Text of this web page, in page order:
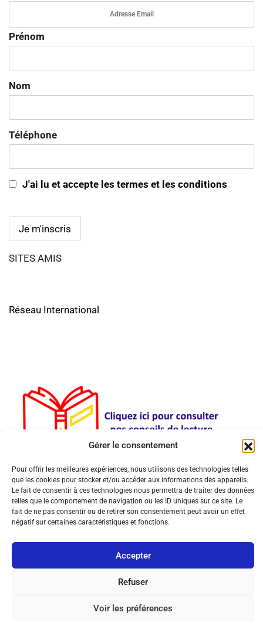
Gérer le consentement
Pour offrir les meilleures expériences, nous utilisons des technologies telles
que les cookies pour stocker et/ou accéder aux informations des appareils.
Le fait de consentir à ces technologies nous permettra de traiter des données
telles que le comportement de navigation ou les ID uniques sur ce site. Le
fait de ne pas consentir ou de retirer son consentement peut avoir un effet
négatif sur certaines caractéristiques et fonctions.
Accepter
Refuser
Voir les préférences
Prénom
Nom
Téléphone
J'ai lu et accepte les termes et les conditions
SITES AMIS
Réseau International
© Copyright 2026 MultiPol 360 | All Rights Reserved.
Politique de cookies (UE)